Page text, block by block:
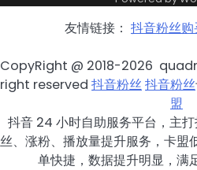
友情链接： 抖音粉丝购
CopyRight @ 2018-2026
right reserved 抖音粉丝抖音粉丝
盟
抖音 24 小时自助服务平台，主
丝、涨粉、播放量提升服务，卡盟
单快捷，数据提升明显，满